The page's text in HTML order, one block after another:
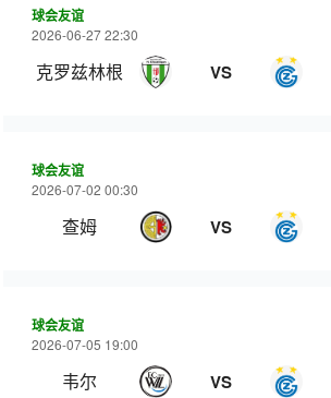
球会友谊
2026-06-27 22:30
克罗兹林根 VS
球会友谊
2026-07-02 00:30
查姆 VS
球会友谊
2026-07-05 19:00
韦尔 VS